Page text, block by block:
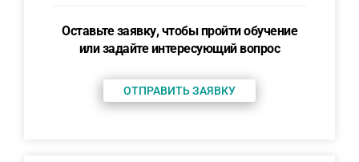
Оставьте заявку, чтобы пройти обучение
или задайте интересующий вопрос
ОТПРАВИТЬ ЗАЯВКУ